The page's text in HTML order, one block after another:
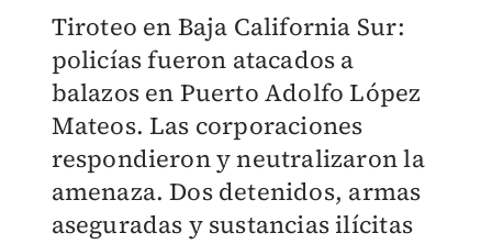
Tiroteo en Baja California Sur:
policías fueron atacados a
balazos en Puerto Adolfo López
Mateos. Las corporaciones
respondieron y neutralizaron la
amenaza. Dos detenidos, armas
aseguradas y sustancias ilícitas